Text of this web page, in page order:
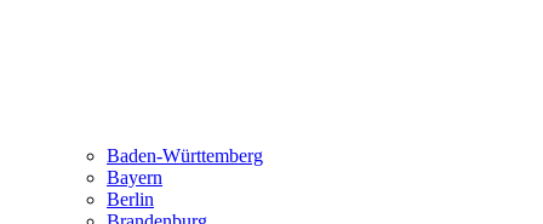
Baden-Württemberg
Bayern
Berlin